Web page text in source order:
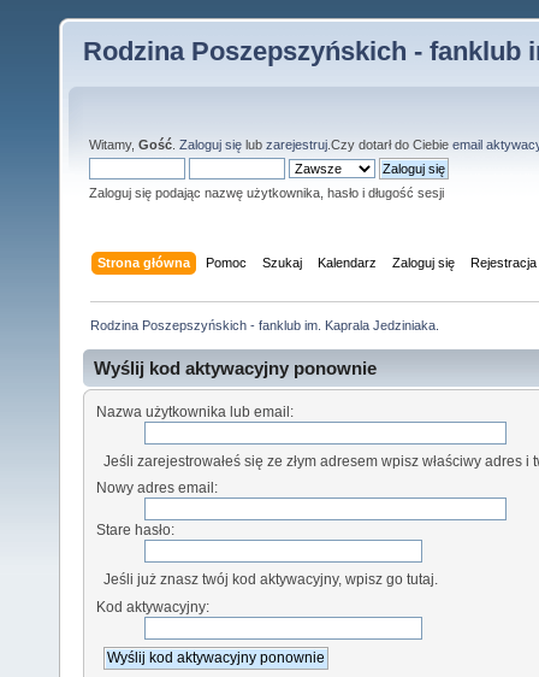
Rodzina Poszepszyńskich - fanklub
Witamy, Gość Zaloguj się lub zarejestruj .Czy dotarł do Ciebie email
Zaloguj się podając nazwę użytkownika, hasło i długość sesji
Strona główna Pomoc Szukaj Kalendarz Zaloguj się Rejestracja
Rodzina Poszepszyńskich - fanklub im. Kaprala Jedziniaka.
Wyślij kod aktywacyjny ponownie
Nazwa użytkownika lub email:
Jeśli zarejestrowałeś się ze złym adresem wpisz właściwy adres i
Nowy adres email:
Stare hasło:
Jeśli już znasz twój kod aktywacyjny, wpisz go tutaj.
Kod aktywacyjny: